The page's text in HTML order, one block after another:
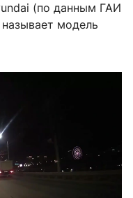
(по данным ГАИ
модель